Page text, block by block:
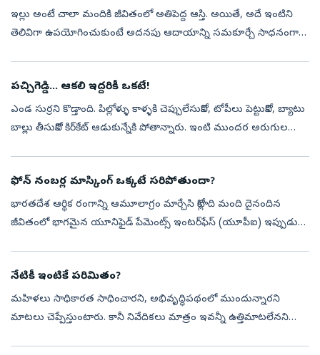
ఇల్లు అంటే చాలా మందికి జీవితంలో అతిపెద్ద ఆస్తి. అయితే, అదే ఇంటిని
తెలివిగా ఉపయోగించుకుంటే అదనపు ఆదాయాన్ని సమకూర్చే సాధనంగా
పచ్చిగెడ్డి... ఆకలి ఇద్దరికీ ఒకటే!
ఎండ సుర్రని కొడ్తాంది. పిల్లోళ్ళు కాళ్ళకి చెప్పులేసుకోని, టోపీలు పెట్టుకోని, బ్యాటు
బాల్లు తీసుకోని కిర్‌కేట్‌ ఆడుకున్నేకి పోతాన్నారు. ఇంటి ముందర అరుగుల
ఫోన్ నంబర్ల మాస్కింగ్ ఒక్కటే సరిపోతుందా?
భారతదేశ ఆర్థిక రంగాన్ని ఆమూలాగ్రం మార్చేసి కోట్లాది మంది దైనందిన
జీవితంలో భాగమైన యూనిఫైడ్ పేమెంట్స్ ఇంటర్‌ఫేస్ (యూపీఐ) ఇప్పుడు
నేటికీ ఇంటికే పరిమితం?
మహిళలు సాధికారత సాధించారని, అభివృద్ధిపథంలో ముందున్నారని
మాటలు చెప్పేస్తుంటారు. కానీ నివేదికలు మాత్రం ఇవన్నీ ఉత్తిమాటలేనని